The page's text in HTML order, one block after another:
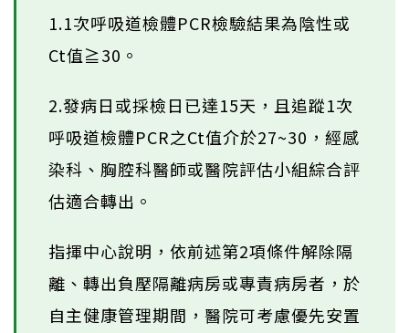
1.1次呼吸道檢體PCR檢驗結果為陰性或
Ct值≧30。
2.發病日或採檢日已達15天，且追蹤1次
呼吸道檢體PCR之Ct值介於27~30，經感
染科、胸腔科醫師或醫院評估小組綜合評
估適合轉出。
指揮中心說明，依前述第2項條件解除隔
離、轉出負壓隔離病房或專責病房者，於
自主健康管理期間，醫院可考慮優先安置